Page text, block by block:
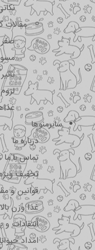
مقالات
صفر
سایرمنوها
درباره ما
تماس با ما
تخفیف ویژه
قوانین و
غذا وزن بالا
انتقادات و
امداد